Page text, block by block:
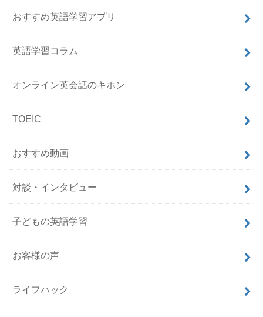
おすすめ英語学習アプリ
英語学習コラム
オンライン英会話のキホン
TOEIC
おすすめ動画
対談・インタビュー
子どもの英語学習
お客様の声
ライフハック